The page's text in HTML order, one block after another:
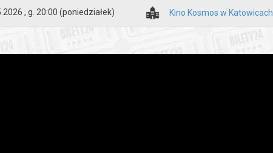
, g. 20:00 (poniedziałek) Kino Kosmos w Katowicach